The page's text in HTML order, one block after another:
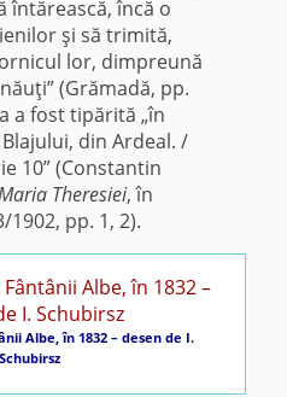
întărească, încă o
şi să trimită,
lor, dimpreună
(Grămadă, pp.
a fost tipărită „în
din Ardeal. /
10” (Constantin
Theresiei, în
1902, pp. 1, 2).
Albe, în 1832 – desen de I.
Schubirsz